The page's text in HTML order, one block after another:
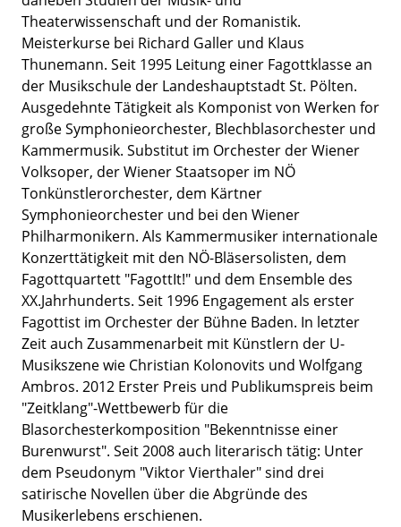
Theaterwissenschaft und der Romanistik.
Meisterkurse bei Richard Galler und Klaus
Thunemann. Seit 1995 Leitung einer Fagottklasse an
der Musikschule der Landeshauptstadt St. Pölten.
Ausgedehnte Tätigkeit als Komponist von Werken for
große Symphonieorchester, Blechblasorchester und
Kammermusik. Substitut im Orchester der Wiener
Volksoper, der Wiener Staatsoper im NÖ
Tonkünstlerorchester, dem Kärtner
Symphonieorchester und bei den Wiener
Philharmonikern. Als Kammermusiker internationale
Konzerttätigkeit mit den NÖ-Bläsersolisten, dem
Fagottquartett "FagottIt!" und dem Ensemble des
XX.Jahrhunderts. Seit 1996 Engagement als erster
Fagottist im Orchester der Bühne Baden. In letzter
Zeit auch Zusammenarbeit mit Künstlern der U-
Musikszene wie Christian Kolonovits und Wolfgang
Ambros. 2012 Erster Preis und Publikumspreis beim
"Zeitklang"-Wettbewerb für die
Blasorchesterkomposition "Bekenntnisse einer
Burenwurst". Seit 2008 auch literarisch tätig: Unter
dem Pseudonym "Viktor Vierthaler" sind drei
satirische Novellen über die Abgründe des
Musikerlebens erschienen.